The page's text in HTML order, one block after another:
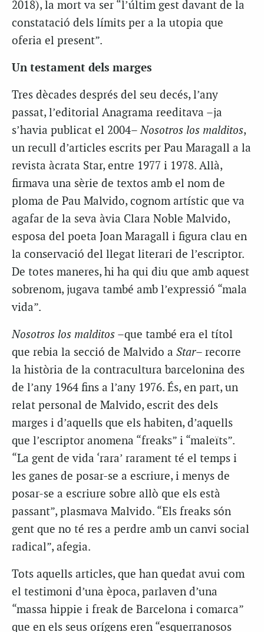
2018), la mort va ser “l’últim gest davant de la
constatació dels límits per a la utopia que
oferia el present”.
Un testament dels marges
Tres dècades després del seu decés, l’any
passat, l’editorial Anagrama reeditava –ja
s’havia publicat el 2004–Nosotros los malditos,
un recull d’articles escrits per Pau Maragall a la
revista àcrata Star, entre 1977 i 1978. Allà,
firmava una sèrie de textos amb el nom de
ploma de Pau Malvido, cognom artístic que va
agafar de la seva àvia Clara Noble Malvido,
esposa del poeta Joan Maragall i figura clau en
la conservació del llegat literari de l’escriptor.
De totes maneres, hi ha qui diu que amb aquest
sobrenom, jugava també amb l’expressió “mala
vida”.
Nosotros los malditos –que també era el títol
que rebia la secció de Malvido a Star– recorre
la història de la contracultura barcelonina des
de l’any 1964 fins a l’any 1976. És, en part, un
relat personal de Malvido, escrit des dels
marges i d’aquells que els habiten, d’aquells
que l’escriptor anomena “freaks” i “maleïts”.
“La gent de vida ‘rara’ rarament té el temps i
les ganes de posar-se a escriure, i menys de
posar-se a escriure sobre allò que els està
passant”, plasmava Malvido. “Els freaks són
gent que no té res a perdre amb un canvi social
radical”, afegia.
Tots aquells articles, que han quedat avui com
el testimoni d’una època, parlaven d’una
“massa hippie i freak de Barcelona i comarca”
que en els seus orígens eren “esquerranosos